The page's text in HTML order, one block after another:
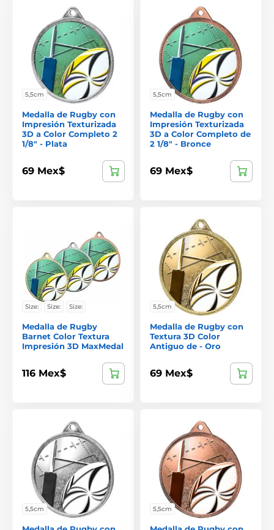
5,5cm
Medalla de Rugby con
Impresión Texturizada
3D a Color Completo 2
1/8" - Plata
69 Mex$
5,5cm
Medalla de Rugby con
Impresión Texturizada
3D a Color Completo de
2 1/8" - Bronce
69 Mex$
Size: Size: Size:
Medalla de Rugby
Barnet Color Textura
Impresión 3D MaxMedal
116 Mex$
5,5cm
Medalla de Rugby con
Textura 3D Color
Antiguo de - Oro
69 Mex$
5,5cm 5,5cm